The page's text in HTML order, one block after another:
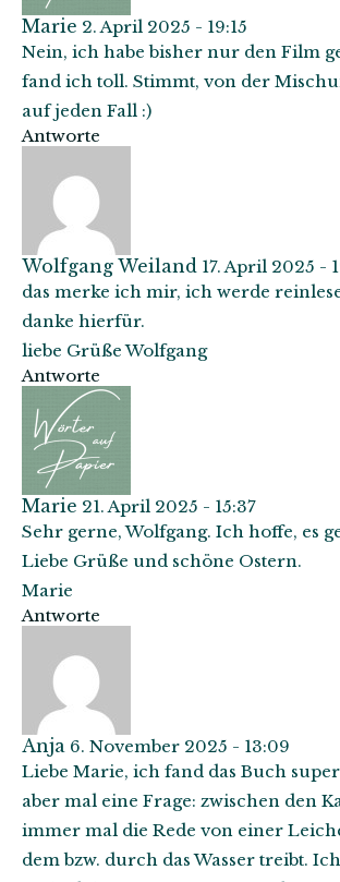
Marie 2. April 2025 - 19:15
Nein, ich habe bisher nur den Film
fand ich toll. Stimmt, von der
auf jeden Fall :)
Antworte
Wolfgang Weiland 17. April 2025 -
das merke ich mir, ich werde
danke hierfür.
liebe Grüße Wolfgang
Antworte
Marie 21. April 2025 - 15:37
Sehr gerne, Wolfgang. Ich hoffe, es
Liebe Grüße und schöne Ostern.
Marie
Antworte
Anja 6. November 2025 - 13:09
Liebe Marie, ich fand das Buch super
aber mal eine Frage: zwischen den
immer mal die Rede von einer
dem bzw. durch das Wasser treibt.